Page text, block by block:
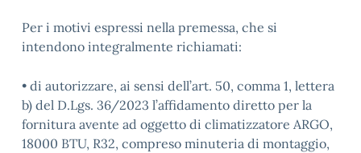
Per i motivi espressi nella premessa, che si
intendono integralmente richiamati:
• di autorizzare, ai sensi dell’art. 50, comma 1, lettera
b) del D.Lgs. 36/2023 l’affidamento diretto per la
fornitura avente ad oggetto di climatizzatore ARGO,
18000 BTU, R32, compreso minuteria di montaggio,